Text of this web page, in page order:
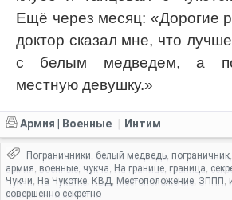
Ещё через месяц: «Дорогие
доктор сказал мне, что
с белым медведем, а
местную девушку.»
Армия | Военные Интим
Пограничники, белый медведь, пограничник,
армия, военные, чукча, На границе, граница,
Чукчи, На Чукотке, КВД, Местоположение, ЗППП ,
совершенно секретно